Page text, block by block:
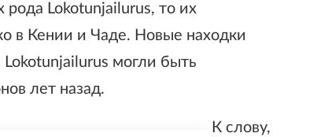
рода Lokotunjailurus, то их
в Кении и Чаде. Новые находки
могли быть
лет назад.
К слову,